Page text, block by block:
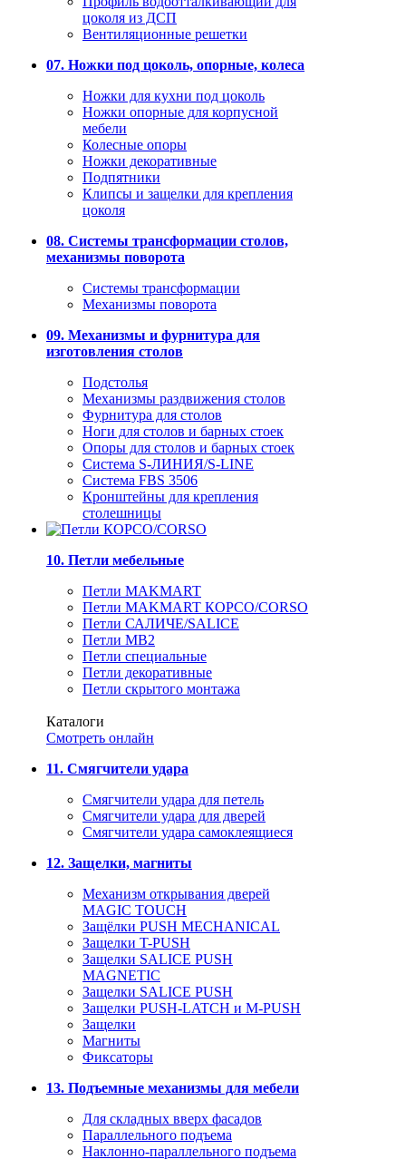
цоколя из ДСП
Вентиляционные решетки
07. Ножки под цоколь, опорные, колеса
Ножки для кухни под цоколь
Ножки опорные для корпусной
мебели
Колесные опоры
Ножки декоративные
Подпятники
Клипсы и защелки для крепления
цоколя
08. Системы трансформации столов,
механизмы поворота
Системы трансформации
Механизмы поворота
09. Механизмы и фурнитура для
изготовления столов
Подстолья
Механизмы раздвижения столов
Фурнитура для столов
Ноги для столов и барных стоек
Опоры для столов и барных стоек
Система S-ЛИНИЯ/S-LINE
Система FBS 3506
Кронштейны для крепления
столешницы
10. Петли мебельные
Петли MAKMART
Петли MAKMART КОРСО/CORSO
Петли САЛИЧЕ/SALICE
Петли MB2
Петли специальные
Петли декоративные
Петли скрытого монтажа
Каталоги
Смотреть онлайн
11. Смягчители удара
Смягчители удара для петель
Смягчители удара для дверей
Cмягчители удара самоклеящиеся
12. Защелки, магниты
Механизм открывания дверей
MAGIC TOUCH
Защёлки PUSH MECHANICAL
Защелки T-PUSH
Защелки SALICE PUSH
MAGNETIC
Защелки SALICE PUSH
Защелки PUSH-LATCH и M-PUSH
Защелки
Магниты
Фиксаторы
13. Подъемные механизмы для мебели
Для складных вверх фасадов
Параллельного подъема
Наклонно-параллельного подъема